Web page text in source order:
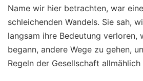
Name wir hier betrachten, war
schleichenden Wandels. Sie sah,
langsam ihre Bedeutung verloren,
begann, andere Wege zu gehen,
Regeln der Gesellschaft